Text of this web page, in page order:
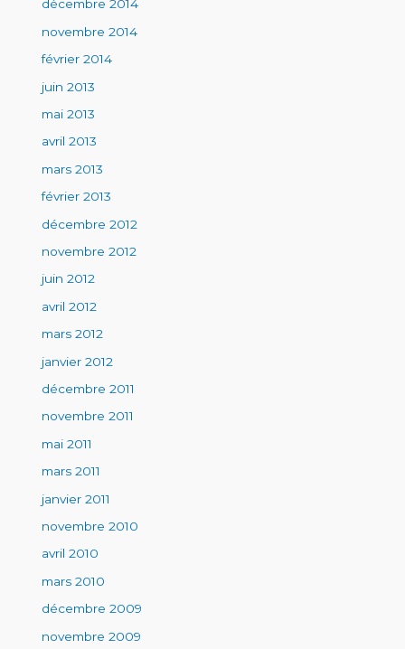
décembre 2014
novembre 2014
février 2014
juin 2013
mai 2013
avril 2013
mars 2013
février 2013
décembre 2012
novembre 2012
juin 2012
avril 2012
mars 2012
janvier 2012
décembre 2011
novembre 2011
mai 2011
mars 2011
janvier 2011
novembre 2010
avril 2010
mars 2010
décembre 2009
novembre 2009